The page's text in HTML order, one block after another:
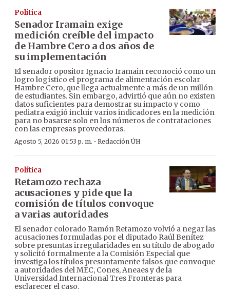
Política
Senador Iramain exige
medición creíble del impacto
de Hambre Cero a dos años de
su implementación
El senador opositor Ignacio Iramain reconoció como un
logro logístico el programa de alimentación escolar
Hambre Cero, que llega actualmente a más de un millón
de estudiantes. Sin embargo, advirtió que aún no existen
datos suficientes para demostrar su impacto y como
pediatra exigió incluir varios indicadores en la medición
para no basarse solo en los números de contrataciones
con las empresas proveedoras.
Agosto 5, 2026 01:53 p. m. · Redacción ÚH
Política
Retamozo rechaza
acusaciones y pide que la
comisión de títulos convoque
a varias autoridades
El senador colorado Ramón Retamozo volvió a negar las
acusaciones formuladas por el diputado Raúl Benítez
sobre presuntas irregularidades en su título de abogado
y solicitó formalmente a la Comisión Especial que
investiga los títulos presuntamente falsos que convoque
a autoridades del MEC, Cones, Aneaes y de la
Universidad Internacional Tres Fronteras para
esclarecer el caso.